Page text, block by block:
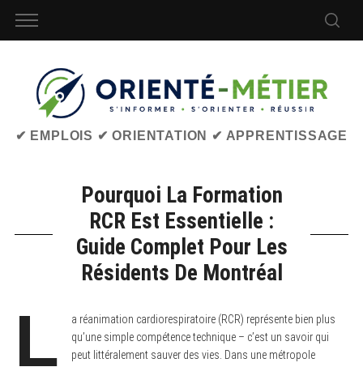
✔ EMPLOIS ✔ ORIENTATION ✔ APPRENTISSAGE
Pourquoi La Formation
RCR Est Essentielle :
Guide Complet Pour Les
Résidents De Montréal
L
a réanimation cardiorespiratoire (RCR) représente bien plus
qu’une simple compétence technique – c’est un savoir qui
peut littéralement sauver des vies. Dans une métropole